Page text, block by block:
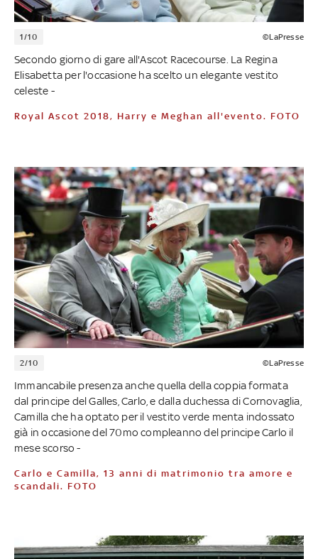
1/10 ©LaPresse
Secondo giorno di gare all'Ascot Racecourse. La Regina
Elisabetta per l'occasione ha scelto un elegante vestito
celeste -
Royal Ascot 2018, Harry e Meghan all'evento. FOTO
2/10 ©LaPresse
Immancabile presenza anche quella della coppia formata
dal principe del Galles, Carlo, e dalla duchessa di Cornovaglia,
Camilla che ha optato per il vestito verde menta indossato
già in occasione del 70mo compleanno del principe Carlo il
mese scorso -
Carlo e Camilla, 13 anni di matrimonio tra amore e
scandali. FOTO